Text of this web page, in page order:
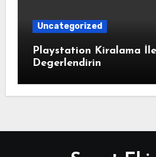
Uncategorized
Playstation Kiralama
Degerlendirin